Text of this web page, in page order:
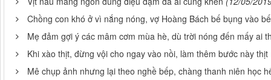
Chồng con khó ở vì nắng nóng, vợ Hoàng Bách bế bụng vào
Mẹ đảm gợi ý các mâm cơm mùa hè, dù trời nóng đến mấy ai
Khi xào thịt, đừng vội cho ngay vào nồi, làm thêm bước này
Mê chụp ảnh nhưng lại theo nghề bếp, chàng thanh niên học